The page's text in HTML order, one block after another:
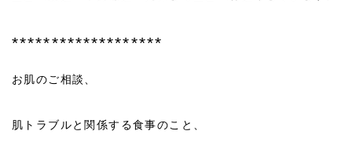
*******************
お肌のご相談、
肌トラブルと関係する食事のこと、